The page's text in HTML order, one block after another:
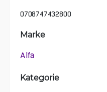
0708747432800
Marke
Alfa
Kategorie